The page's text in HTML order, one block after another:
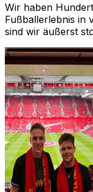
Wir haben
Fußballerlebnis in
sind wir äußerst